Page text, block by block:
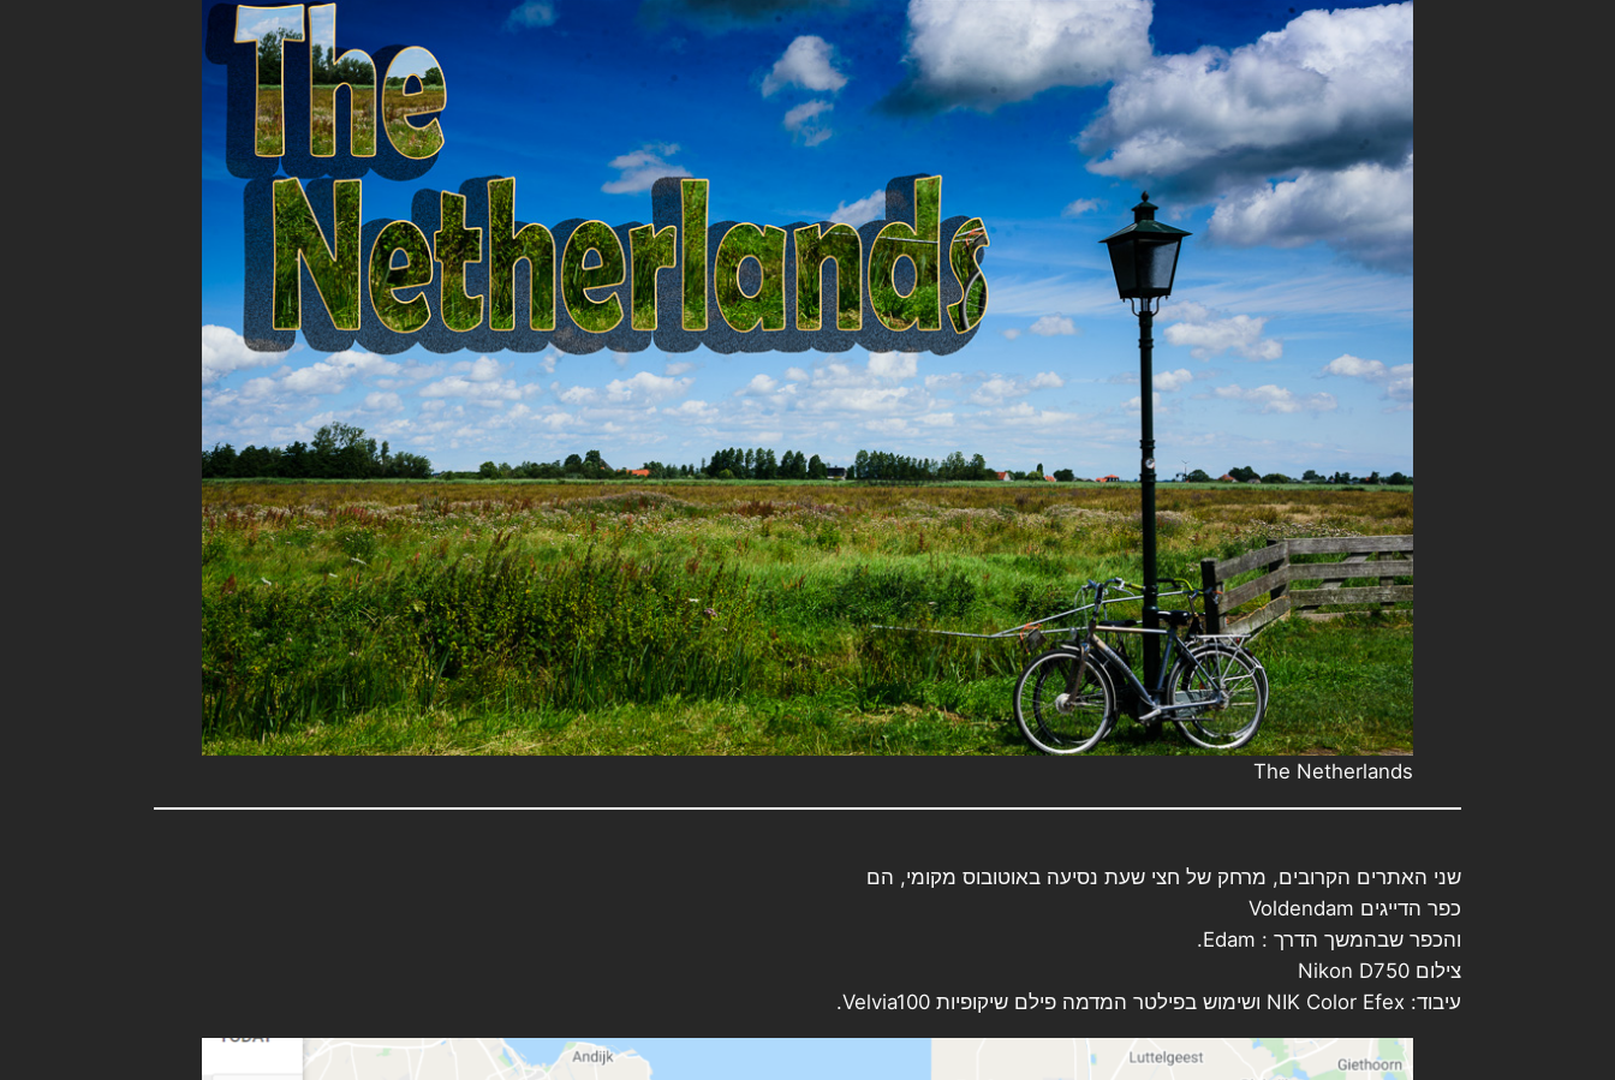
The Netherlands
שני האתרים הקרובים, מרחק של חצי שעת נסיעה באוטובוס מקומי, הם
כפר הדייגים Voldendam
והכפר שבהמשך הדרך : Edam.
צילום Nikon D750
עיבוד: NIK Color Efex ושימוש בפילטר המדמה פילם שיקופיות Velvia100.